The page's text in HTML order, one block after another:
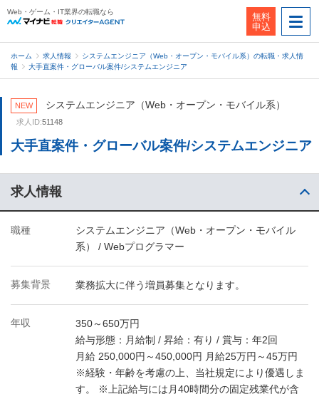
Web・ゲーム・IT業界の転職なら
無料
申込
ホーム 求人情報
システムエンジニア（Web・オープン・モバイル系）の転職・求人情
報
大手直案件・グローバル案件/システムエンジニア
NEW システムエンジニア（Web・オープン・モバイル系）
求人ID:51148
大手直案件・グローバル案件/システムエンジニア
求人情報
職種
システムエンジニア（Web・オープン・モバイル
系） / Webプログラマー
募集背景 業務拡大に伴う増員募集となります。
年収
350～650万円
給与形態：月給制 / 昇給：有り / 賞与：年2回
月給 250,000円～450,000円 月給25万円～45万円
※経験・年齢を考慮の上、当社規定により優遇しま
す。 ※上記給与には月40時間分の固定残業代が含